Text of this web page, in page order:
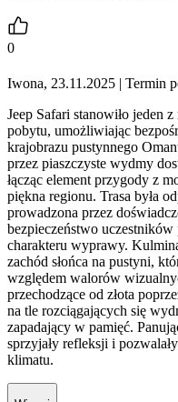
0
Iwona, 23.11.2025 | Termin
Jeep Safari stanowiło jeden
pobytu, umożliwiając
krajobrazu pustynnego
przez piaszczyste wydmy
łącząc element przygody z
piękna regionu. Trasa była
prowadzona przez
bezpieczeństwo
charakteru wyprawy.
zachód słońca na pustyni,
względem walorów
przechodzące od złota
na tle rozciągających się
zapadający w pamięć.
sprzyjały refleksji i
klimatu.